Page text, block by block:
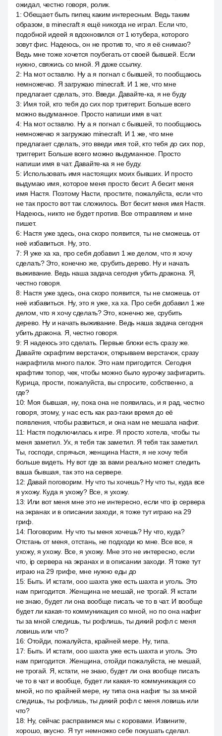
ожидал, честно говоря, ролик.
1 :Обещает быть пипец каким интересным. Ведь таким
образом, в minecraft я ещё никогда не играл. Если что,
подобной идеей я вдохновился от 1 ютубера, которого
зовут фис. Надеюсь, он не против то, что я её снимаю?
Ведь мне тоже хочется поубегать от своей бывшей. Если
нужно, свяжись со мной. Я даже ссылку.
2: На мот оставлю. Ну а я погнал с бывшей, то пообщаюсь
немножечко. Я загружаю minecraft. И 1 же, что мне
предлагает сделать, это. Введи. Давайте-ка, я не буду
3: Имя той, кто тебя до сих пор триггерит. Больше всего
можно выдуманное. Просто напиши имя в чат.
4: На мот оставлю. Ну а я погнал с бывшей, то пообщаюсь
немножечко я загружаю minecraft. И 1 же, что мне
предлагает сделать, это введи имя той, кто тебя до сих пор,
триггерит. Больше всего можно выдуманное. Просто
напиши имя в чат. Давайте-ка я не буду.
5: Использовать имя настоящих моих бывших. И просто
выдумаю имя, которое меня просто бесит. А бесит меня
имя Настя. Поэтому Насти, простите, пожалуйста, если что
не так просто вот так сложилось. Вот бесит меня имя Настя.
Надеюсь, никто не будет против. Все отправляем и мне
пишет.
6: Настя уже здесь, она скоро появится, ты не сможешь от
неё избавиться. Ну, это.
7: Я уже ха ха, про себя добавил 1 же делом, что я хочу
сделать? Это, конечно же, срубить дерево. Ну и начать
выживание. Ведь наша задача сегодня убить дракона. Я,
честно говоря.
8: Настя уже здесь, она скоро появится, ты не сможешь от
неё избавиться. Ну, это я уже, ха ха. Про себя добавил 1 же
делом, что я хочу сделать? Это, конечно же, срубить
дерево. Ну и начать выживание. Ведь наша задача сегодня
убить дракона. Я, честно говоря.
9: Я надеюсь это сделать. Первые блоки есть сразу же.
Давайте скрафтим верстачок, открываем верстачок, сразу
накрафтила много палок. Это нам пригодится. Сегодня
крафтим топор, чек, чтобы можно было курочку зафигарить.
Курица, прости, пожалуйста, вы спросите, собственно, а
где?
10: Моя бывшая, ну, пока она не появилась, и я рад, честно
говоря, этому, у нас есть как раз-таки время до её
появления, чтобы развиться, и она нам не мешала нафиг.
11: Настя подключилась к игре. Я просто хотела, чтобы ты
меня заметил. Ух, я тебя так заметил. Я тебя так заметил.
Ты, господи, спрячься, женщина Настя, я не хочу тебя
больше видеть. Ну вот где за вами реально может следить
ваша бывшая, так это на сервере.
12: Давай поговорим. Ну что ты хочешь? Ну что ты, куда все
я ухожу. Куда я ухожу? Все, я ухожу.
13: Или вот меня мне это не интересно, если что ip сервера
на экранах и в описании заходи, я тоже тут играю на 29
гриф.
14: Поговорим. Ну что ты меня хочешь? Ну что, куда?
Отстань от меня, отстань, не подходи ко мне. Все все, я
ухожу, я ухожу. Все, я ухожу. Мне это не интересно, если
что, ip сервера на экранах и в описании заходи. Я тоже тут
играю на 29 грифе, мне нужно еды до
15: Быть. И кстати, ооо шахта уже есть шахта и уголь. Это
нам пригодится. Женщина не мешай, не трогай. Я кстати
не знаю, будет ли она вообще писать че то в чат. И вообще
будет ли какая-то коммуникация со мной, но по она нафиг
ты за мной следишь, ты рофлишь, ты дикий рофл с меня
ловишь или что?
16: Отойди, пожалуйста, крайней мере. Ну, типа.
17: Быть. И кстати, ооо шахта уже есть шахта и уголь. Это
нам пригодится. Женщина, отойди пожалуйста, не мешай,
не трогай. Я, кстати, не знаю, будет ли она вообще писать
че то в чат и вообще, будет ли какая-то коммуникация со
мной, но по крайней мере, ну типа она нафиг ты за мной
следишь, ты рофлишь, ты дикий рофл с меня ловишь или
что?
18: Ну, сейчас расправимся мы с коровами. Извините,
хорошо, вкусно. Я тут немножко себе покушать сделал.